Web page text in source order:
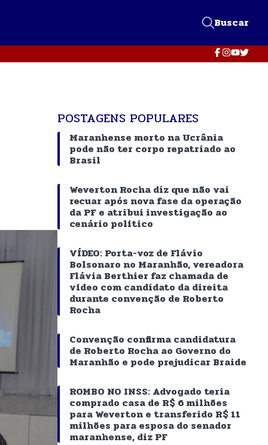
Buscar
POSTAGENS POPULARES
Maranhense morto na Ucrânia
pode não ter corpo repatriado ao
Brasil
Weverton Rocha diz que não vai
recuar após nova fase da operação
da PF e atribui investigação ao
cenário político
VÍDEO: Porta-voz de Flávio
Bolsonaro no Maranhão, vereadora
Flávia Berthier faz chamada de
vídeo com candidato da direita
durante convenção de Roberto
Rocha
Convenção confirma candidatura
de Roberto Rocha ao Governo do
Maranhão e pode prejudicar Braide
ROMBO NO INSS: Advogado teria
comprado casa de R$ 6 milhões
para Weverton e transferido R$ 11
milhões para esposa do senador
maranhense, diz PF